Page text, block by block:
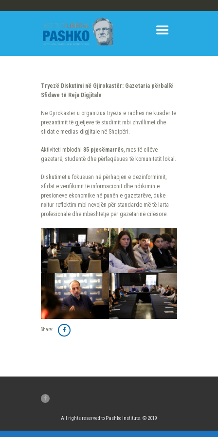
Tryezë Diskutimi në Gjirokastër: Gazetaria përballë
Sfidave të Reja Digjitale
Në Gjirokastër u organizua tryeza e radhës në kuadër të
prezantimit të gjetjeve të studimit mbi zhvillimet dhe
sfidat e medias digjitale në Shqipëri.
Aktiviteti mblodhi 35 pjesëmarrës, mes të cilëve
gazetarë, studentë dhe përfaqësues të komunitetit lokal.
Diskutimet u fokusuan në përhapjen e dezinformimit,
sfidat e verifikimit të informacionit dhe ndikimin e
presioneve ekonomike në punën e gazetarëve, duke
nxitur reflektim mbi nevojën për standarde më të larta
profesionale dhe mbështetje për gazetarinë cilësore.
Share:
All rights reserved to Pashko Institute. © 2019